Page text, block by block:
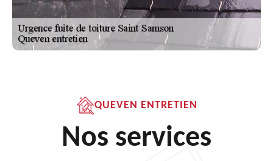
QUEVEN ENTRETIEN
Nos services